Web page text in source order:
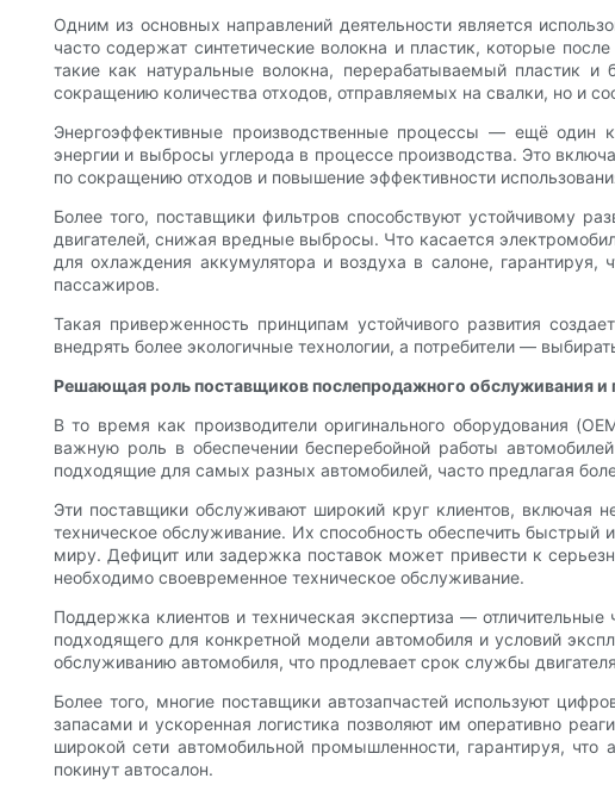
Одним из основных направлений деятельности является
часто содержат синтетические волокна и пластик, которые
такие как натуральные волокна, перерабатываемый пластик
сокращению количества отходов, отправляемых на свалки, но и
Энергоэффективные производственные процессы — ещё один
энергии и выбросы углерода в процессе производства. Это
по сокращению отходов и повышение эффективности
Более того, поставщики фильтров способствуют устойчивому
двигателей, снижая вредные выбросы. Что касается
для охлаждения аккумулятора и воздуха в салоне,
пассажиров.
Такая приверженность принципам устойчивого развития
внедрять более экологичные технологии, а потребители —
Решающая роль поставщиков послепродажного обслуживания и
В то время как производители оригинального оборудования
важную роль в обеспечении бесперебойной работы
подходящие для самых разных автомобилей, часто предлагая
Эти поставщики обслуживают широкий круг клиентов, включая
техническое обслуживание. Их способность обеспечить
миру. Дефицит или задержка поставок может привести к
необходимо своевременное техническое обслуживание.
Поддержка клиентов и техническая экспертиза —
подходящего для конкретной модели автомобиля и условий
обслуживанию автомобиля, что продлевает срок службы
Более того, многие поставщики автозапчастей используют
запасами и ускоренная логистика позволяют им оперативно
широкой сети автомобильной промышленности, гарантируя,
покинут автосалон.